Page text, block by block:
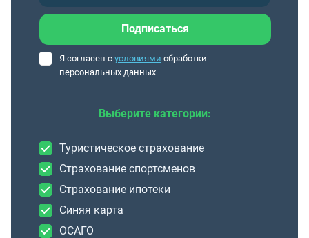
Я согласен с условиями обработки
персональных данных
Выберите категории:
Туристическое страхование
Страхование спортсменов
Страхование ипотеки
Синяя карта
ОСАГО